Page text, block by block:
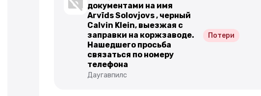
документами на имя
Arvīds Solovjovs , черный
Calvin Klein, выезжая с
заправки на коржзаводе.
Нашедшего просьба
связаться по номеру
телефона
Даугавпилс
Потери